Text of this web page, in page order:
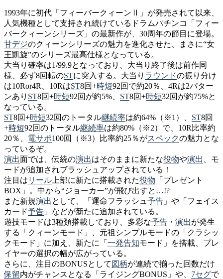
1993年に初代「フィーバークィーンⅡ」が発売されて以来、
人気機種として支持され続けているドラムパチンコ「フィー
バークィーンシリーズ」の最新作が、30周年の節目に登場。
甘デジのクィーンシリーズの魅力を進化させた、まさに“女
王凱旋”のシリーズ最高仕様となっている。
大当り確率は1/99.9となっており、大当り終了後は前作同
様、必ず8回転のSTに突入する。大当り ラウンドの振り分け
は10Ror4R、10RはST8回+時短92回で約20％、4Rは2パター
ンあり ST8回+時短92回が約5%、 ST8回+時短32回が約75%と
なっている。
ST8回+時短32回のトータル継続率は約64%（※1）、 ST8回
+時短92回のトータル継続率は約80%（※2）で、10R比率約
20％、 電サポ100回（※3）比率約25％がスペックの魅力とな
っているぞ。
演出面では、伝統の演出はそのままに新たな役物や演出
、モ
ードが追加されブラッシュアップされている！
注目は リール 上部に新たに搭載された役物 「プレゼント
BOX」。中から“ジョーカー”が飛び出すと…!?
また新規演出 として、「運命フラッシュ 予告 」や「フェイス
カード予告 」などが新たに追加されている。
遊技モードは3種類搭載しており、多彩な予告 ・ 演出が発生
する「クィーンモード」、元祖シンプルモードの「クラシッ
クモード」に加え、新たに「 一発告知モード」を搭載、プレ
イヤーの選択の幅が広がっている。
さらに、注目のBONUSとして 図柄が連続で揃った回数だけ
保留内がチャンスとなる「ライジングBONUS」や、 7セグで